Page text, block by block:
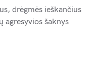
drėgmės ieškančius
agresyvios šaknys